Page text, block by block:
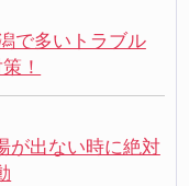
で多いトラブル
！
が出ない時に絶対